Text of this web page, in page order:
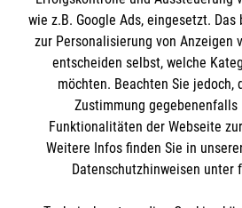
Intensivtransportes, den
Flugphysiologie und der
bestimmter
verschiedenste Monitor- und
Beatmungseinheiten sowie
präsentiert. Ergänzend sind
transportspezifische
Kompetenzen, sowie die
eigenen Führungs- und
Internationale Kurskonzepte
Kontakt
Impressum
Datenschutz
AGB
Malteser online
Malteserorden
Malteser Jugend
Malteser International
wie z.B. Google Ads, eingesetzt.
zur Personalisierung von Anzeigen
entscheiden selbst, welche
möchten. Beachten Sie jedoch,
Zustimmung
Funktionalitäten der Webseite
Weitere Infos finden Sie in
Datenschutzhinweisen unter